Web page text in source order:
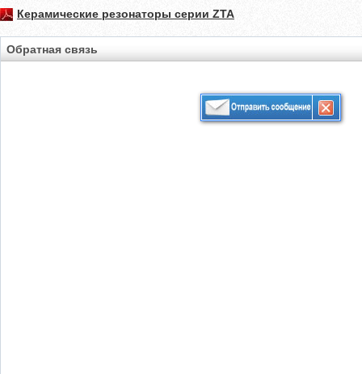
Керамические резонаторы серии ZTA
Обратная связь